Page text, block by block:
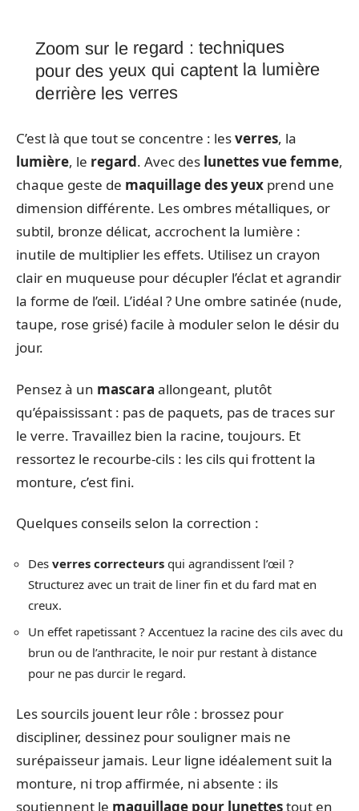
Zoom sur le regard : techniques
pour des yeux qui captent la lumière
derrière les verres
C’est là que tout se concentre : lesverres, la
lumière, le regard. Avec des lunettes vue femme,
chaque geste de maquillage des yeux prend une
dimension différente. Les ombres métalliques, or
subtil, bronze délicat, accrochent la lumière :
inutile de multiplier les effets. Utilisez un crayon
clair en muqueuse pour décupler l’éclat et agrandir
la forme de l’œil. L’idéal ? Une ombre satinée (nude,
taupe, rose grisé) facile à moduler selon le désir du
jour.
Pensez à un mascara allongeant, plutôt
qu’épaississant : pas de paquets, pas de traces sur
le verre. Travaillez bien la racine, toujours. Et
ressortez le recourbe-cils : les cils qui frottent la
monture, c’est fini.
Quelques conseils selon la correction :
Des verres correcteurs qui agrandissent l’œil ?
Structurez avec un trait de liner fin et du fard mat en
creux.
Un effet rapetissant ? Accentuez la racine des cils avec du
brun ou de l’anthracite, le noir pur restant à distance
pour ne pas durcir le regard.
Les sourcils jouent leur rôle : brossez pour
discipliner, dessinez pour souligner mais ne
surépaisseur jamais. Leur ligne idéalement suit la
monture, ni trop affirmée, ni absente : ils
soutiennent le maquillage pour lunettestout en